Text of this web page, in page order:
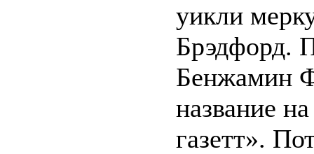
уикли
Брэдфорд.
Бенжамин
название
газетт».